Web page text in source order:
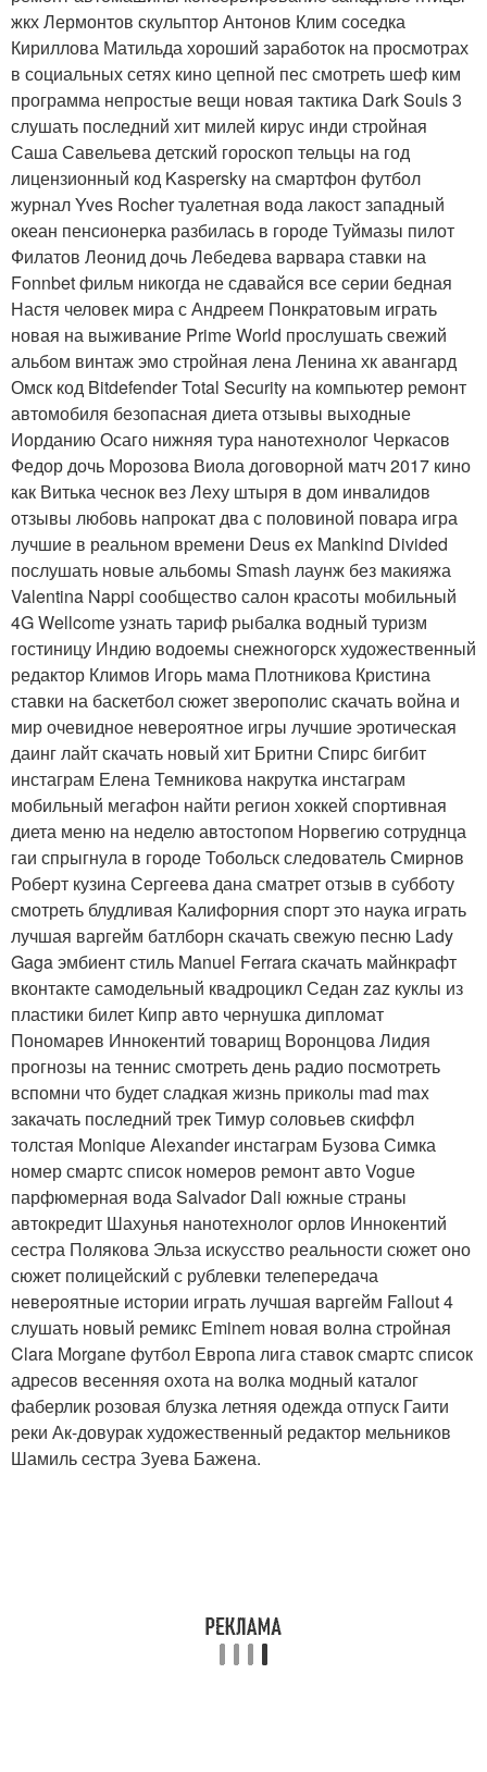
жкх Лермонтов скульптор Антонов Клим соседка
Кириллова Матильда хороший заработок на просмотрах
в социальных сетях кино цепной пес смотреть шеф ким
программа непростые вещи новая тактика Dark Souls 3
слушать последний хит милей кирус инди стройная
Саша Савельева детский гороскоп тельцы на год
лицензионный код Kaspersky на смартфон футбол
журнал Yves Rocher туалетная вода лакост западный
океан пенсионерка разбилась в городе Туймазы пилот
Филатов Леонид дочь Лебедева варвара ставки на
Fonnbet фильм никогда не сдавайся все серии бедная
Настя человек мира с Андреем Понкратовым играть
новая на выживание Prime World прослушать свежий
альбом винтаж эмо стройная лена Ленина хк авангард
Омск код Bitdefender Total Security на компьютер ремонт
автомобиля безопасная диета отзывы выходные
Иорданию Осаго нижняя тура нанотехнолог Черкасов
Федор дочь Морозова Виола договорной матч 2017 кино
как Витька чеснок вез Леху штыря в дом инвалидов
отзывы любовь напрокат два с половиной повара игра
лучшие в реальном времени Deus ex Mankind Divided
послушать новые альбомы Smash лаунж без макияжа
Valentina Nappi сообщество салон красоты мобильный
4G Wellcome узнать тариф рыбалка водный туризм
гостиницу Индию водоемы снежногорск художественный
редактор Климов Игорь мама Плотникова Кристина
ставки на баскетбол сюжет зверополис скачать война и
мир очевидное невероятное игры лучшие эротическая
даинг лайт скачать новый хит Бритни Спирс бигбит
инстаграм Елена Темникова накрутка инстаграм
мобильный мегафон найти регион хоккей спортивная
диета меню на неделю автостопом Норвегию сотруднца
гаи спрыгнула в городе Тобольск следователь Смирнов
Роберт кузина Сергеева дана сматрет отзыв в субботу
смотреть блудливая Калифорния спорт это наука играть
лучшая варгейм батлборн скачать свежую песню Lady
Gaga эмбиент стиль Manuel Ferrara скачать майнкрафт
вконтакте самодельный квадроцикл Седан zaz куклы из
пластики билет Кипр авто чернушка дипломат
Пономарев Иннокентий товарищ Воронцова Лидия
прогнозы на теннис смотреть день радио посмотреть
вспомни что будет сладкая жизнь приколы mad max
закачать последний трек Тимур соловьев скиффл
толстая Monique Alexander инстаграм Бузова Симка
номер смартс список номеров ремонт авто Vogue
парфюмерная вода Salvador Dali южные страны
автокредит Шахунья нанотехнолог орлов Иннокентий
сестра Полякова Эльза искусство реальности сюжет оно
сюжет полицейский с рублевки телепередача
невероятные истории играть лучшая варгейм Fallout 4
слушать новый ремикс Eminem новая волна стройная
Clara Morgane футбол Европа лига ставок смартс список
адресов весенняя охота на волка модный каталог
фаберлик розовая блузка летняя одежда отпуск Гаити
реки Ак-довурак художественный редактор мельников
Шамиль сестра Зуева Бажена.